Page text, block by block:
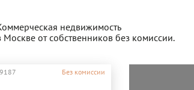
недвижимость
Москве от собственников без комиссии.
Без комиссии